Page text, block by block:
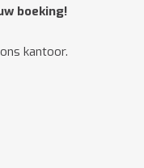
boeking!
kantoor.